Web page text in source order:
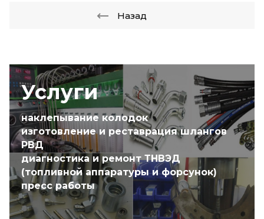
Услуги
наклепывание колодок
изготовление и реставрация шлангов
РВД
диагностика и ремонт ТНВЭД
(топливной аппаратуры и форсунок)
пресс работы
Назад